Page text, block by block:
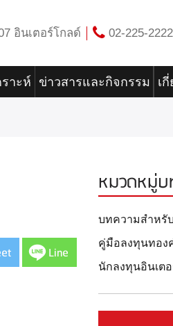
อินเตอร์โกลด์ 02-225-
าะห์ ข่าวสารและกิจกรรม เ
Line
หมวดหมู่บ
บทความสำหรั
คู่มือลงทุนทอง
นักลงทุนอินเต